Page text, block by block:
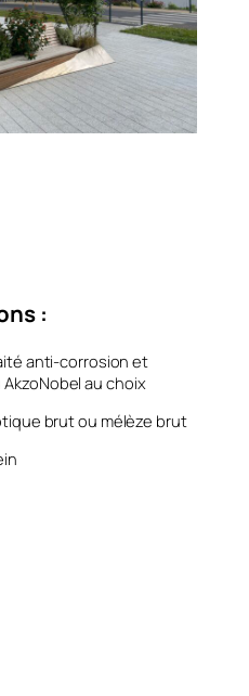
:
anti-corrosion et
au choix
brut ou mélèze brut